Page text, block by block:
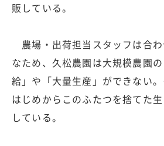
販している。
農場・出荷担当スタッフは合
なため、久松農園は大規模農園
給」や「大量生産」ができない。
はじめからこのふたつを捨てた
している。